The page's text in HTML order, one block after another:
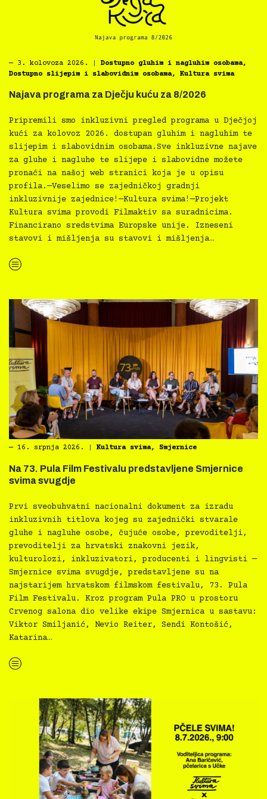
― 3. kolovoza 2026. Dostupno gluhim i nagluhim osobama,
Dostupno slijepim i slabovidnim osobama, Kultura svima
Najava programa za Dječju kuću za 8/2026
Pripremili smo inkluzivni pregled programa u Dječjoj
kući za kolovoz 2026. dostupan gluhim i nagluhim te
slijepim i slabovidnim osobama.Sve inkluzivne najave
za gluhe i nagluhe te slijepe i slabovidne možete
pronaći na našoj web stranici koja je u opisu
profila.—Veselimo se zajedničkoj gradnji
inkluzivnije zajednice!—Kultura svima!—Projekt
Kultura svima provodi Filmaktiv sa suradnicima.
Financirano sredstvima Europske unije. Izneseni
stavovi i mišljenja su stavovi i mišljenja…
“Najava programa za Dječju kuću za 8/2026”
― 16. srpnja 2026. Kultura svima, Smjernice
Na 73. Pula Film Festivalu predstavljene Smjernice
svima svugdje
Prvi sveobuhvatni nacionalni dokument za izradu
inkluzivnih titlova kojeg su zajednički stvarale
gluhe i nagluhe osobe, čujuće osobe, prevoditelji,
prevoditelji za hrvatski znakovni jezik,
kulturolozi, inkluzivatori, producenti i lingvisti —
Smjernice svima svugdje, predstavljene su na
najstarijem hrvatskom filmskom festivalu, 73. Pula
Film Festivalu. Kroz program Pula PRO u prostoru
Crvenog salona dio velike ekipe Smjernica u sastavu:
Viktor Smiljanić, Nevio Reiter, Sendi Kontošić,
Katarina…
“Na 73. Pula Film Festivalu predstavljene Smjernice svima svugdje “